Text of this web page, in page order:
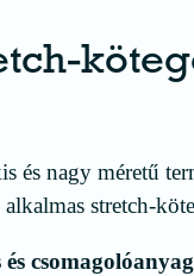
és nagy méretű
alkalmas stretch-
és